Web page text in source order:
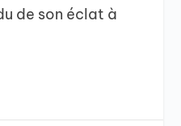
de son éclat à